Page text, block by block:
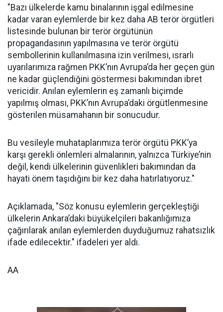
"Bazı ülkelerde kamu binalarının işgal edilmesine
kadar varan eylemlerde bir kez daha AB terör örgütleri
listesinde bulunan bir terör örgütünün
propagandasının yapılmasına ve terör örgütü
sembollerinin kullanılmasına izin verilmesi, ısrarlı
uyarılarımıza rağmen PKK’nın Avrupa’da her geçen gün
ne kadar güçlendiğini göstermesi bakımından ibret
vericidir. Anılan eylemlerin eş zamanlı biçimde
yapılmış olması, PKK’nın Avrupa’daki örgütlenmesine
gösterilen müsamahanın bir sonucudur.
Bu vesileyle muhataplarımıza terör örgütü PKK’ya
karşı gerekli önlemleri almalarının, yalnızca Türkiye’nin
değil, kendi ülkelerinin güvenlikleri bakımından da
hayati önem taşıdığını bir kez daha hatırlatıyoruz."
Açıklamada, "Söz konusu eylemlerin gerçekleştiği
ülkelerin Ankara’daki büyükelçileri bakanlığımıza
çağırılarak anılan eylemlerden duyduğumuz rahatsızlık
ifade edilecektir." ifadeleri yer aldı.
AA